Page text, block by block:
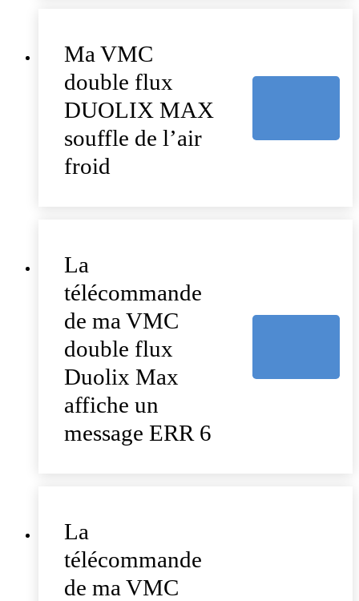
Ma VMC
double flux
DUOLIX MAX
souffle de l’air
froid
La
télécommande
de ma VMC
double flux
Duolix Max
affiche un
message ERR 6
La
télécommande
de ma VMC